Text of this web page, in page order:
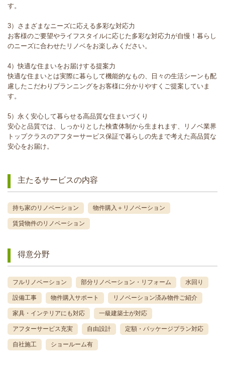
す。
3）さまざまなニーズに応える多彩な対応力
お客様のご要望やライフスタイルに応じた多彩な対応力が自慢！暮らし
のニーズに合わせたリノベをお楽しみください。
4）快適な住まいをお届けする提案力
快適な住まいとは実際に暮らして機能的なもの、日々の生活シーンも配
慮したこだわりプランニングをお客様に分かりやすくご提案していま
す。
5）永く安心して暮らせる高品質な住まいづくり
安心と品質では、しっかりとした検査体制から生まれます、リノベ業界
トップクラスのアフターサービス保証で暮らしの先まで考えた高品質な
安心をお届け。
主たるサービスの内容
持ち家のリノベーション 物件購入＋リノベーション
賃貸物件のリノベーション
得意分野
フルリノベーション 部分リノベーション・リフォーム 水回り
設備工事 物件購入サポート リノベーション済み物件ご紹介
家具・インテリアにも対応 一級建築士が対応
アフターサービス充実 自由設計 定額・パッケージプラン対応
自社施工 ショールーム有